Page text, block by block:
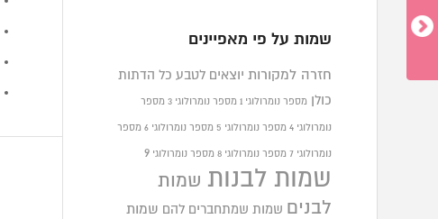
שמות על פי מאפיינים
חזרה למקורות יוצאים לטבע כל הדתות
כולן מספר נומרולוגי 1 מספר נומרולוגי 3 מספר
נומרולוגי 4 מספר נומרולוגי 5 מספר נומרולוגי 6 מספר
נומרולוגי 7 מספר נומרולוגי 8 מספר נומרולוגי9
שמות לבנות שמות
לבנים
שמות שמתחברים להם שמות